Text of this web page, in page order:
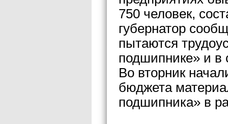
750 человек,
губернатор
пытаются
подшипнике» и в
Во вторник
бюджета
подшипника» в